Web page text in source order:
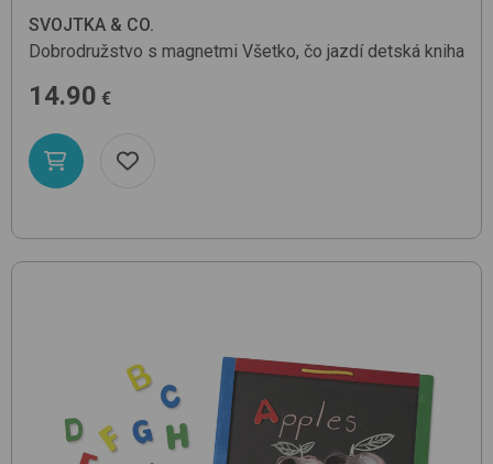
SVOJTKA & CO.
Dobrodružstvo s magnetmi Všetko, čo jazdí detská kniha
14.90 €